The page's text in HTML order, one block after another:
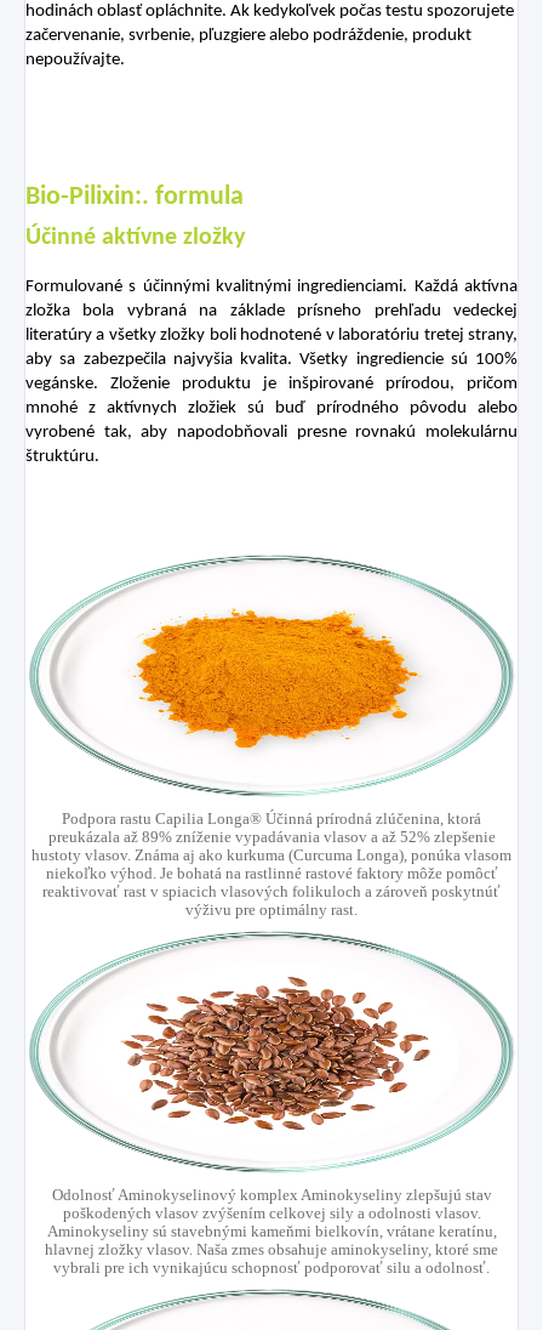
hodinách oblasť opláchnite. Ak kedykoľvek počas testu spozorujete
začervenanie, svrbenie, pľuzgiere alebo podráždenie, produkt
nepoužívajte.
Bio-Pilixin:. formula
Účinné aktívne zložky
Formulované s účinnými kvalitnými ingredienciami. Každá aktívna
zložka bola vybraná na základe prísneho prehľadu vedeckej
literatúry a všetky zložky boli hodnotené v laboratóriu tretej strany,
aby sa zabezpečila najvyšia kvalita. Všetky ingrediencie sú 100%
vegánske. Zloženie produktu je inšpirované prírodou, pričom
mnohé z aktívnych zložiek sú buď prírodného pôvodu alebo
vyrobené tak, aby napodobňovali presne rovnakú molekulárnu
štruktúru.
Podpora rastu Capilia Longa® Účinná prírodná zlúčenina, ktorá
preukázala až 89% zníženie vypadávania vlasov a až 52% zlepšenie
hustoty vlasov. Známa aj ako kurkuma (Curcuma Longa), ponúka vlasom
niekoľko výhod. Je bohatá na rastlinné rastové faktory môže pomôcť
reaktivovať rast v spiacich vlasových folikuloch a zároveň poskytnúť
výživu pre optimálny rast.
Odolnosť Aminokyselinový komplex Aminokyseliny zlepšujú stav
poškodených vlasov zvýšením celkovej sily a odolnosti vlasov.
Aminokyseliny sú stavebnými kameňmi bielkovín, vrátane keratínu,
hlavnej zložky vlasov. Naša zmes obsahuje aminokyseliny, ktoré sme
vybrali pre ich vynikajúcu schopnosť podporovať silu a odolnosť.